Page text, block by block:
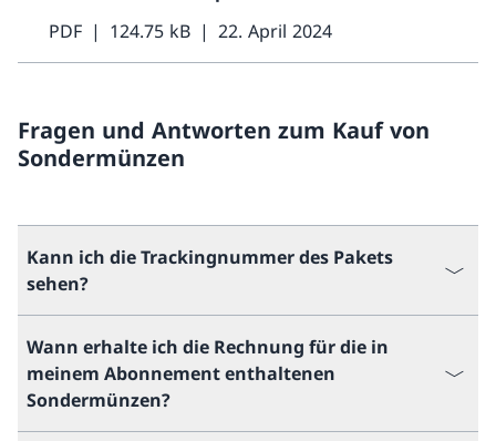
PDF
124.75 kB 22. April 2024
Fragen und Antworten zum Kauf von
Sondermünzen
Kann ich die Trackingnummer des Pakets
sehen?
Wann erhalte ich die Rechnung für die in
meinem Abonnement enthaltenen
Sondermünzen?